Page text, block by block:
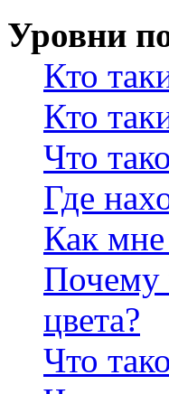
Уровни
Кто
Кто
Что
Где
Как
Почему
цвета?
Что